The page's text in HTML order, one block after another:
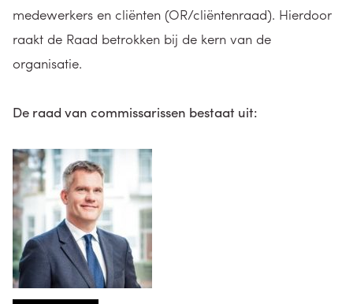
medewerkers en cliënten (OR/cliëntenraad). Hierdoor
raakt de Raad betrokken bij de kern van de
organisatie.
De raad van commissarissen bestaat uit: